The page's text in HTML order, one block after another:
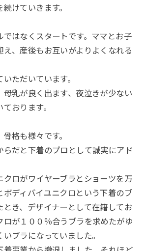
けていきます。
ではなくスタートです。ママとお子
え、産後もお互いがよりよくなれる
ただいています。
母乳が良く出ます、夜泣きが少ない
おります。
格も様々です。
らだと下着のプロとして誠実にアド
クロがワイヤーブラとショーツを万
ボディバイユニクロという下着のブ
とき、デザイナーとして在籍してお
ロが１００％合うブラを求めたがゆ
ブラになっていました。